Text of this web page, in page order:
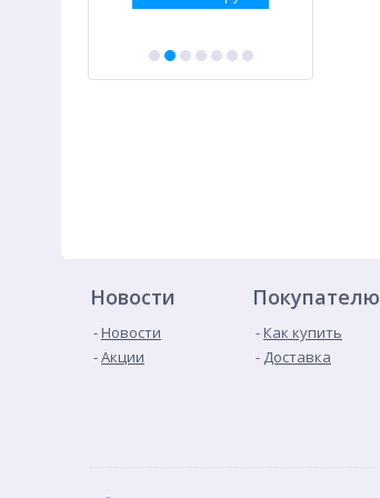
Новости
Новости
Акции
Покупателю
Как купить
Доставка